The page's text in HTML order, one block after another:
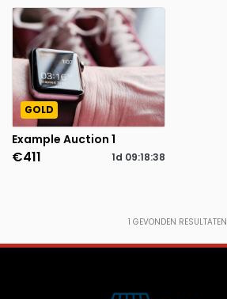
GOLD
Example Auction 1
€411 1d 09:18:36
1 GEVONDEN RESULTATEN